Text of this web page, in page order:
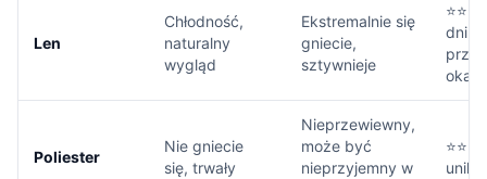
Len
Chłodność,
naturalny
wygląd
Ekstremalnie się
gniecie,
sztywnieje
dni, z
oka
Poliester
Nie gniecie
się, trwały
Nieprzewiewny,
może być
nieprzyjemny w
⭐⭐